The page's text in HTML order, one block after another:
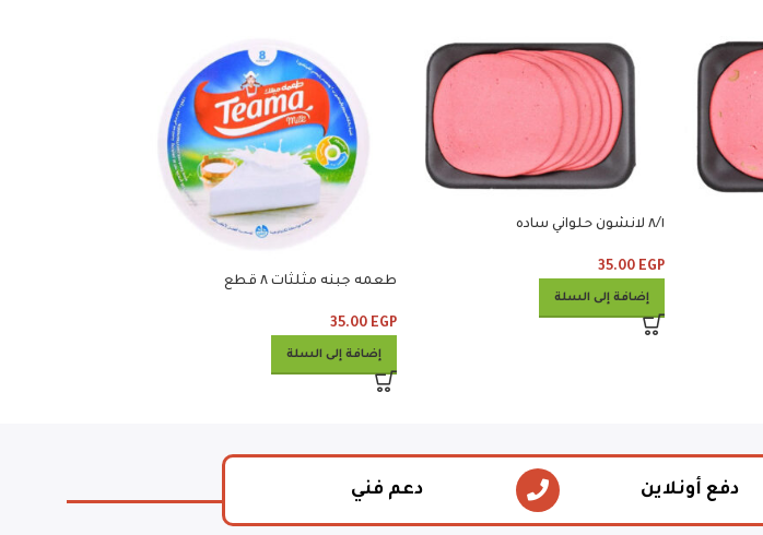
٨/١ لانشون حلواني ساده
35.00 EGP
إضافة إلى السلة
طعمه جبنه مثلثات ٨ قطع
35.00 EGP
إضافة إلى السلة
دفع أونلاين دعم فني